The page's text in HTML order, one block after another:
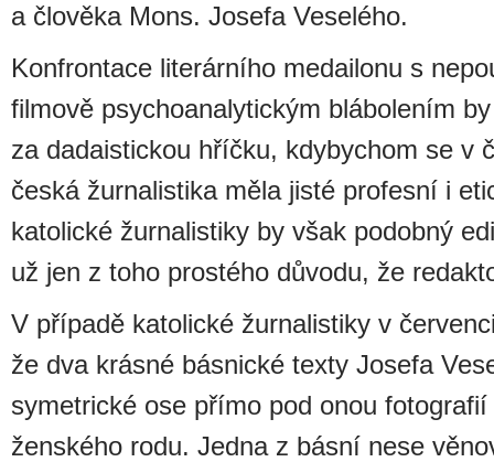
a člověka Mons. Josefa Veselého.
Konfrontace literárního medailonu s
filmově psychoanalytickým blábolením
za dadaistickou hříčku, kdybychom se v
česká žurnalistika měla jisté profesní i
katolické žurnalistiky by však podobný
už jen z toho prostého důvodu, že
V případě katolické žurnalistiky v
že dva krásné básnické texty Josefa
symetrické ose přímo pod onou
ženského rodu. Jedna z básní nese